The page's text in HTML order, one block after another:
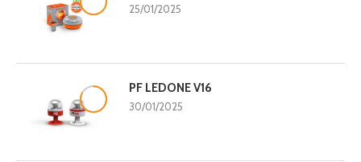
25/01/2025
PF LEDONE V16
30/01/2025